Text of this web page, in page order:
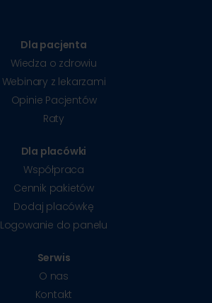
Dla pacjenta
Wiedza o zdrowiu
Webinary z lekarzami
Opinie Pacjentów
Raty
Dla placówki
Współpraca
Cennik pakietów
Dodaj placówkę
Logowanie do panelu
Serwis
O nas
Kontakt